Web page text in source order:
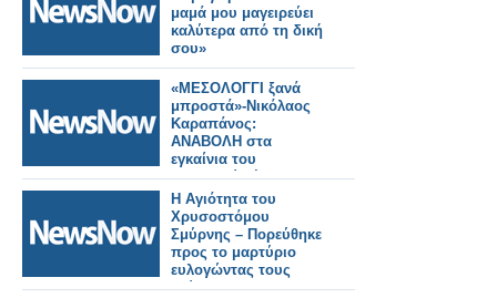
μαμά μου μαγειρεύει
καλύτερα από τη δική
σου»
«ΜΕΣΟΛΟΓΓΙ ξανά
μπροστά»-Νικόλαος
Καραπάνος:
ΑΝΑΒΟΛΗ στα
εγκαίνια του
εκλογικού κέντρου
στο Μεσολόγγι.
Η Αγιότητα του
Χρυσοστόμου
Σμύρνης – Πορεύθηκε
προς το μαρτύριο
ευλογώντας τους
διώκτες του